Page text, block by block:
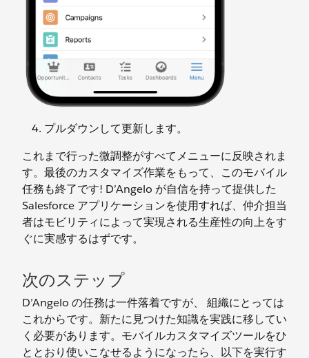
プルダウンして更新します。
これまで行った微調整がすべてメニューに反映されま
す。最後のカスタマイズ作業をもって、このモバイル
任務も終了です! D’Angelo が自信を持って提供した
Salesforce アプリケーションを使用すれば、仲介担当
者はモビリティによって実現される生産性の向上をす
ぐに実感するはずです。
次のステップ
D’Angelo の任務は一件落着ですが、 組織にとっては
これからです。新たに見つけた知識を実践に移してい
く必要があります。モバイルカスタマイズツールをひ
ととおり使いこなせるようになったら、以下を実行す